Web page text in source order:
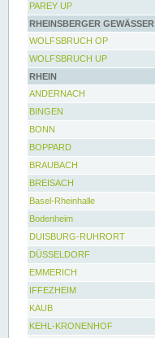
PAREY UP
RHEINSBERGER GEWÄSSER
WOLFSBRUCH OP
WOLFSBRUCH UP
RHEIN
ANDERNACH
BINGEN
BONN
BOPPARD
BRAUBACH
BREISACH
Basel-Rheinhalle
Bodenheim
DUISBURG-RUHRORT
DÜSSELDORF
EMMERICH
IFFEZHEIM
KAUB
KEHL-KRONENHOF